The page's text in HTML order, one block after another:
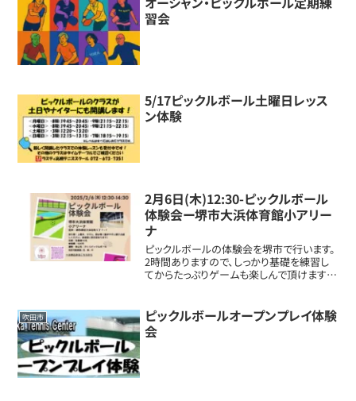
習会
5/17ピックルボール土曜日レッス
ン体験
2月6日(木)12:30-ピックルボール
体験会ー堺市大浜体育館小アリー
ナ
ピックルボールの体験会を堺市で行います。
2時間ありますので、しっかり基礎を練習し
てからたっぷりゲームも楽しんで頂けます！
のコーチが担当します！
吹田市
ピックルボールオープンプレイ体験
会